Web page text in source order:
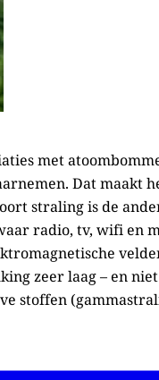
met
Dat maakt
straling is de
radio, tv, wifi en
zeer laag – en
stoffen